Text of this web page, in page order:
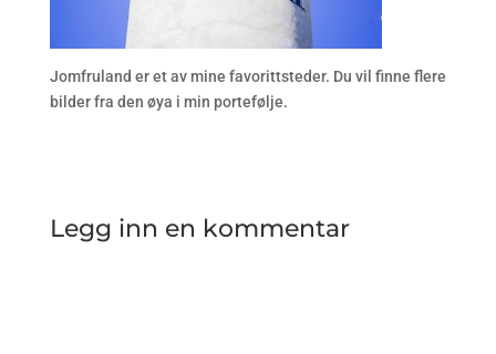
Jomfruland er et av mine favorittsteder. Du vil finne flere
bilder fra den øya i min portefølje.
Legg inn en kommentar